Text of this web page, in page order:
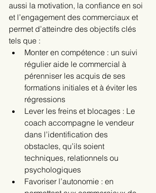
aussi la motivation, la confiance en soi
et l’engagement des commerciaux et
permet d’atteindre des objectifs clés
tels que :
Monter en compétence : un suivi
régulier aide le commercial à
pérenniser les acquis de ses
formations initiales et à éviter les
régressions
Lever les freins et blocages : Le
coach accompagne le vendeur
dans l’identification des
obstacles, qu’ils soient
techniques, relationnels ou
psychologiques
Favoriser l’autonomie : en